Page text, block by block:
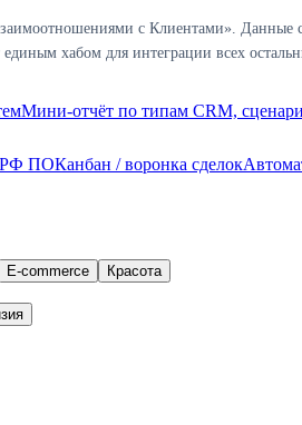
с Клиентами». Данные
хабом для интеграции всех
Мини-отчёт по типам CRM,
РФ ПОКанбан / воронка сделок
E-commerce Красота